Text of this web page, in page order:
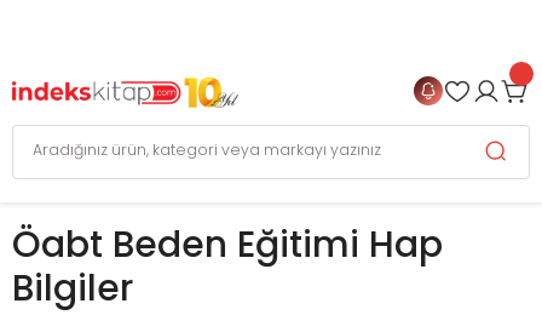
Öabt Beden Eğitimi Hap
Bilgiler